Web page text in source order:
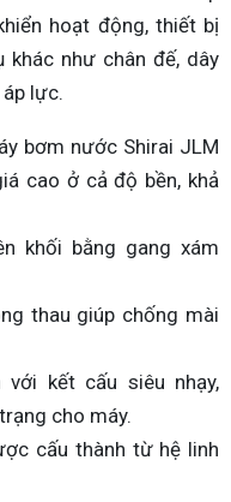
hoạt động, thiết bị
như chân đế, dây
lực.
bơm nước Shirai JLM
cao ở cả độ bền, khả
khối bằng gang xám
thau giúp chống mài
kết cấu siêu nhạy,
cho máy.
cấu thành từ hệ linh